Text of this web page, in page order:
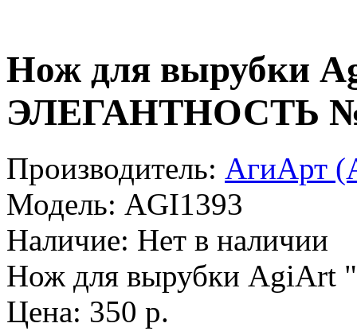
Нож для вырубки
ЭЛЕГАНТНОСТЬ
Производитель: АгиАрт
Модель: AGI1393
Наличие: Нет в наличии
Нож для вырубки AgiArt
Цена: 350 р.